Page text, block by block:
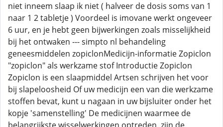
niet inneem slaap ik niet ( halveer de dosis soms van 1
naar 1 2 tabletje ) Voordeel is imovane werkt ongeveer
6 uur, en je hebt geen bijwerkingen zoals misselijkheid
bij het ontwaken --- simpto nl behandeling
geneesmiddelen zopiclonMedicijn-informatie Zopiclon
"zopiclon" als werkzame stof Introductie Zopiclon
Zopiclon is een slaapmiddel Artsen schrijven het voor
bij slapeloosheid Of uw medicijn een van die werkzame
stoffen bevat, kunt u nagaan in uw bijsluiter onder het
kopje 'samenstelling' De medicijnen waarmee de